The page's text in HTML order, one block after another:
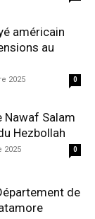
américain
au
2025 0
Nawaf Salam
Hezbollah
2025 0
de